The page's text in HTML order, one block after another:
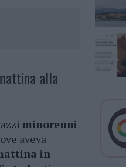
alla
minorenni
aveva
in